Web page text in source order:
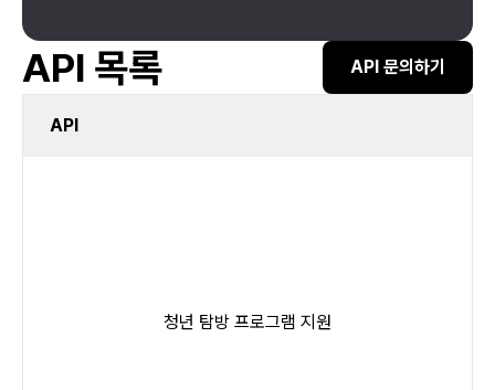
API 목록 API 문의하기
API
청년 탐방 프로그램 지원